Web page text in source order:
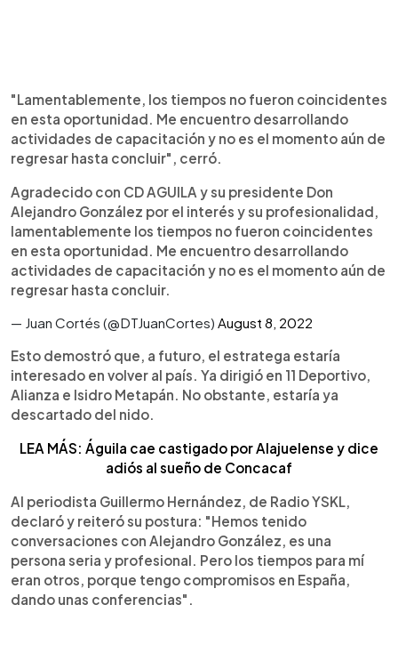
"Lamentablemente, los tiempos no fueron coincidentes
en esta oportunidad. Me encuentro desarrollando
actividades de capacitación y no es el momento aún de
regresar hasta concluir", cerró.
Agradecido con CD AGUILA y su presidente Don
Alejandro González por el interés y su profesionalidad,
lamentablemente los tiempos no fueron coincidentes
en esta oportunidad. Me encuentro desarrollando
actividades de capacitación y no es el momento aún de
regresar hasta concluir.
— Juan Cortés (@DTJuanCortes) August 8, 2022
Esto demostró que, a futuro, el estratega estaría
interesado en volver al país. Ya dirigió en 11 Deportivo,
Alianza e Isidro Metapán. No obstante, estaría ya
descartado del nido.
LEA MÁS: Águila cae castigado por Alajuelense y dice
adiós al sueño de Concacaf
Al periodista Guillermo Hernández, de Radio YSKL,
declaró y reiteró su postura: "Hemos tenido
conversaciones con Alejandro González, es una
persona seria y profesional. Pero los tiempos para mí
eran otros, porque tengo compromisos en España,
dando unas conferencias".